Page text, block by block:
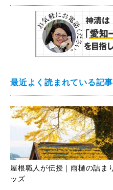
最近よく読まれている記事
屋根職人が伝授｜雨樋の詰ま
ッズ